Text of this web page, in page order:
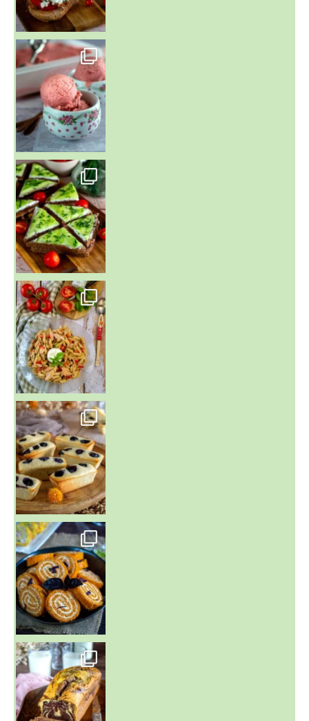
~ NICE CREAM À LA FRAISE ~
Presque un mois que
~ SALADE DE PÂTES AUX DEUX TOMATES THON ET BURRA
~ FINANCIERS MYRTILLES ET CITRON ~
Aujourd'hu